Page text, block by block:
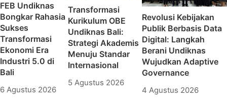
FEB Undiknas
Bongkar Rahasia
Sukses
Transformasi
Ekonomi Era
Industri 5.0 di
Bali
6 Agustus 2026
Transformasi
Kurikulum OBE
Undiknas Bali:
Strategi Akademis
Menuju Standar
Internasional
5 Agustus 2026
Revolusi Kebijakan
Publik Berbasis Data
Digital: Langkah
Berani Undiknas
Wujudkan Adaptive
Governance
4 Agustus 2026